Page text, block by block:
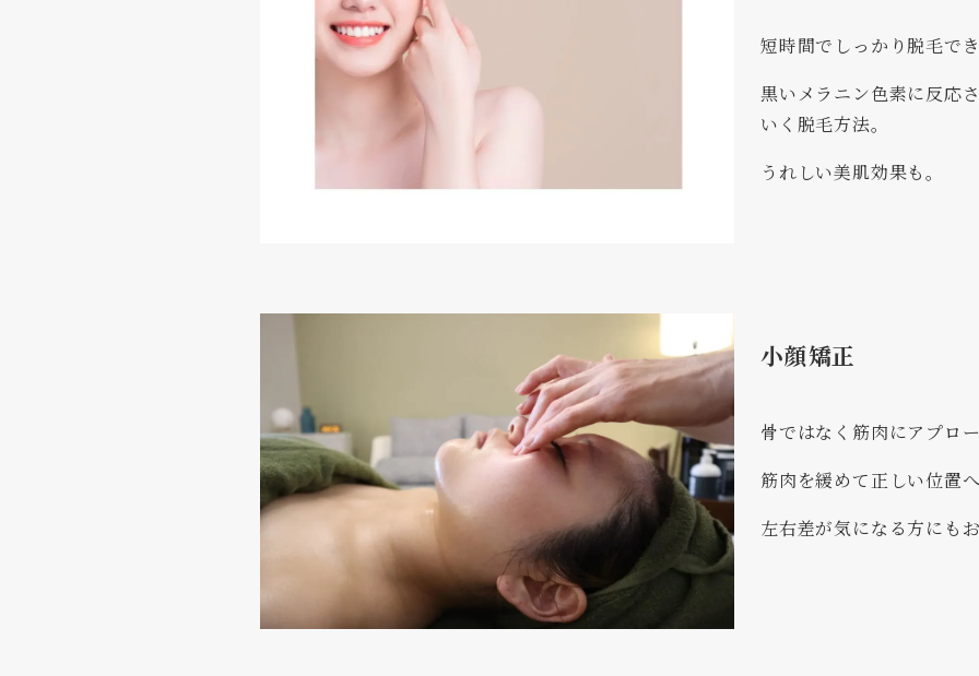
短時間でしっかり脱毛で
黒いメラニン色素に反応
いく脱毛方法。
うれしい美肌効果も。
小顔矯正
骨ではなく筋肉にアプロ
筋肉を緩めて正しい位置へ
左右差が気になる方にもお